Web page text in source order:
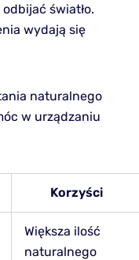
światło.
wydają się
naturalnego
w urządzaniu
Korzyści
Większa ilość
naturalnego